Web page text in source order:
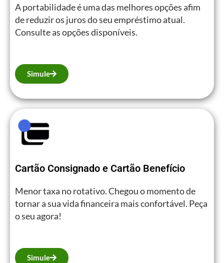
A portabilidade é uma das melhores opções afim
de reduzir os juros do seu empréstimo atual.
Consulte as opções disponíveis.
Simule
Cartão Consignado e Cartão Benefício
Menor taxa no rotativo. Chegou o momento de
tornar a sua vida financeira mais confortável. Peça
o seu agora!
Simule